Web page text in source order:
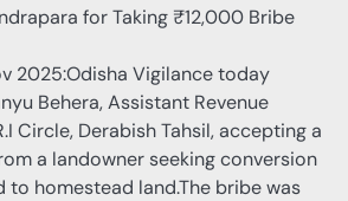
for Taking ₹12,000 Bribe
2025:Odisha Vigilance today
Behera, Assistant Revenue
Circle, Derabish Tahsil, accepting a
a landowner seeking conversion
to homestead land.The bribe was